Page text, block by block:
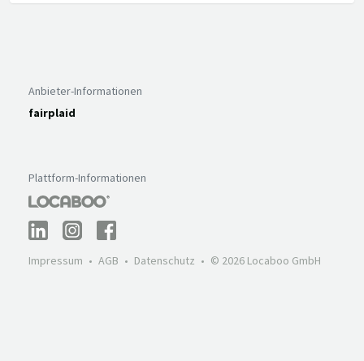
Anbieter-Informationen
fairplaid
Plattform-Informationen
Impressum AGB Datenschutz © 2026 Locaboo GmbH